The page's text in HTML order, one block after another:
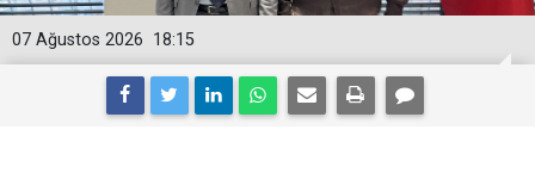
18:15
07 Ağustos 2026